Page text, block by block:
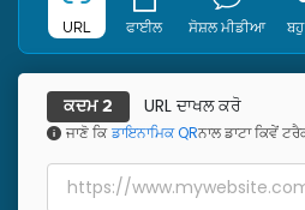
URL ਫਾਈਲ ਸੋਸ਼ਲ ਮੀਡੀਆ ਬਹੁ
ਕਦਮ 2 URL ਦਾਖਲ ਕਰੋ
ਜਾਣੋ ਕਿ ਡਾਇਨਾਮਿਕ QRਨਾਲ ਡਾਟਾ ਕਿਵੇਂ